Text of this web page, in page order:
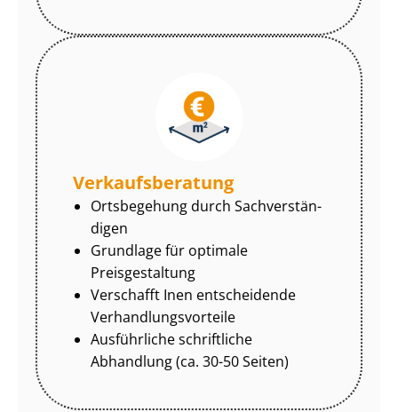
Ver­kaufs­be­ra­tung
Ortsbegehung durch Sach­ver­stän­
di­gen
Grundlage für optimale
Preisgestaltung
Verschafft Inen entscheidende
Ver­hand­lungs­vor­tei­le
Ausführliche schriftliche
Abhandlung (ca. 30-50 Seiten)